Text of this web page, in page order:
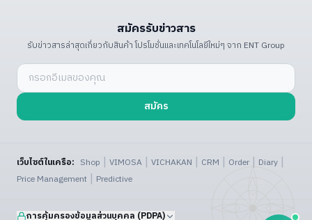
สมัครรับข่าวสาร
รับข่าวสารล่าสุดเกี่ยวกับสินค้า โปรโมชั่นและเทคโนโลยีใหม่ๆ จาก ENT Group
สมัคร
เว็บไซต์ในเครือ: Shop | VIMOSA | VICHAKAN | CRM | Order | Diary |
Price Management | Predictive
การคุ้มครองข้อมูลส่วนบุคคล (PDPA)